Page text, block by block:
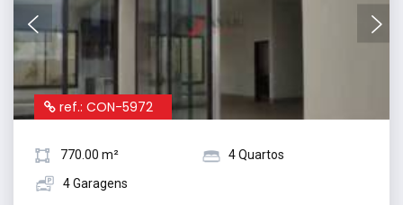
ref.: CON-5972
770.00 m²
4 Quartos
4 Garagens